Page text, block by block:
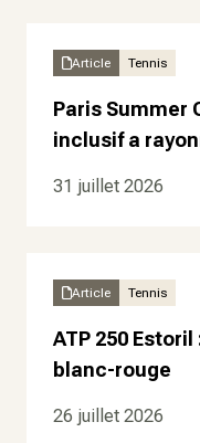
Article Tennis
Paris Summer
inclusif a
31 juillet 2026
Article Tennis
ATP 250
blanc-rouge
26 juillet 2026